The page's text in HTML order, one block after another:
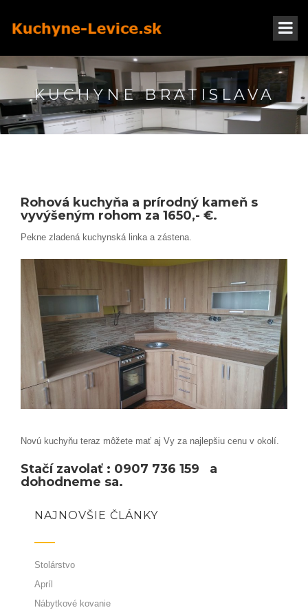
KUCHYNE BRATISLAVA
Rohová kuchyňa a prírodný kameň s
vyvýšeným rohom za 1650,- €.
Pekne zladená kuchynská linka a zástena.
Novú kuchyňu teraz môžete mať aj Vy za najlepšiu cenu v okolí.
Stačí zavolať : 0907 736 159 a
dohodneme sa.
NAJNOVŠIE ČLÁNKY
Stolárstvo
Apríl
Nábytkové kovanie